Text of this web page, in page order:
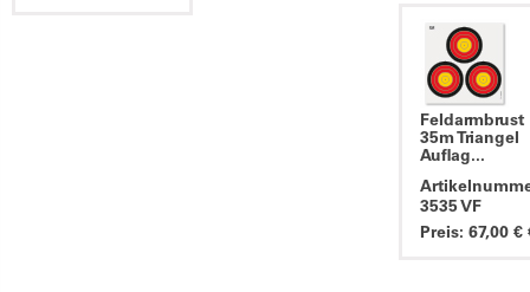
Feldarmbrust
35m Triangel
Auflag...
3535 VF
Preis: 67,00 €